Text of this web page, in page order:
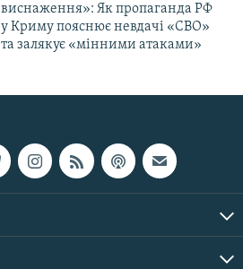
виснаження»: Як пропаганда РФ
у Криму пояснює невдачі «СВО»
та залякує «мінними атаками»